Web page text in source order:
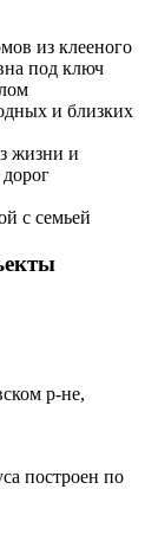
из клееного
под ключ
и близких
жизни и
с семьей
р-не,
построен по